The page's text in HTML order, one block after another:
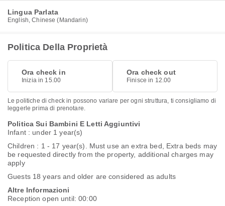
Lingua Parlata
English, Chinese (Mandarin)
Politica Della Proprietà
Ora check in
Inizia in 15.00
Ora check out
Finisce in 12.00
Le politiche di check in possono variare per ogni struttura, ti consigliamo di
leggerle prima di prenotare.
Politica Sui Bambini E Letti Aggiuntivi
Infant : under 1 year(s)
Children : 1 - 17 year(s). Must use an extra bed, Extra beds may
be requested directly from the property, additional charges may
apply
Guests 18 years and older are considered as adults
Altre Informazioni
Reception open until: 00:00